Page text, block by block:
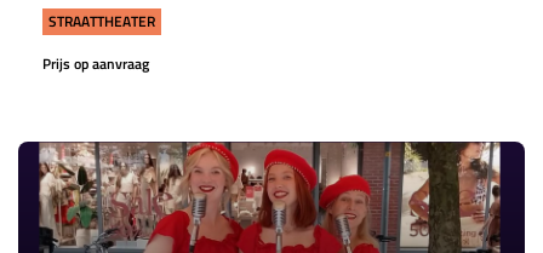
STRAATTHEATER
Prijs op aanvraag